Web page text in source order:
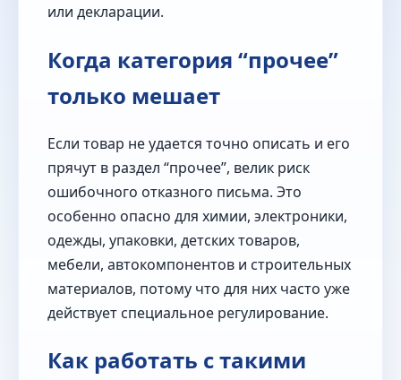
или декларации.
Когда категория “прочее”
только мешает
Если товар не удается точно описать и его
прячут в раздел “прочее”, велик риск
ошибочного отказного письма. Это
особенно опасно для химии, электроники,
одежды, упаковки, детских товаров,
мебели, автокомпонентов и строительных
материалов, потому что для них часто уже
действует специальное регулирование.
Как работать с такими